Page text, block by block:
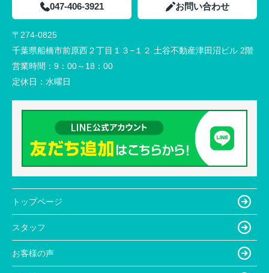
047-406-3921 お問い合わせ
〒274-0825
千葉県船橋市前原西２丁目１３−１２ 土谷不動産津田沼ビル 2階
営業時間： 9：00～18：00
定休日： 水曜日
トップページ
スタッフ
お客様の声